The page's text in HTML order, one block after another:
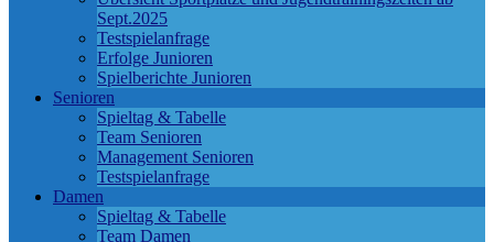
Sept.2025
Testspielanfrage
Erfolge Junioren
Spielberichte Junioren
Senioren
Spieltag & Tabelle
Team Senioren
Management Senioren
Testspielanfrage
Damen
Spieltag & Tabelle
Team Damen